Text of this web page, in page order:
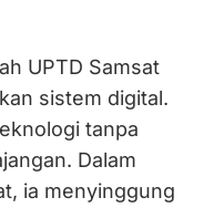
UPTD Samsat
sistem digital.
tanpa
Dalam
ia menyinggung